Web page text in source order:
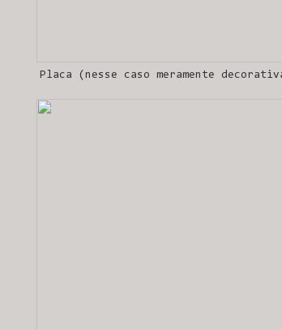
Placa (nesse caso meramente